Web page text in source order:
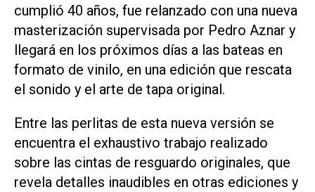
cumplió 40 años, fue relanzado con una nueva
masterización supervisada por Pedro Aznar y
llegará en los próximos días a las bateas en
formato de vinilo, en una edición que rescata
el sonido y el arte de tapa original.
Entre las perlitas de esta nueva versión se
encuentra el exhaustivo trabajo realizado
sobre las cintas de resguardo originales, que
revela detalles inaudibles en otras ediciones y